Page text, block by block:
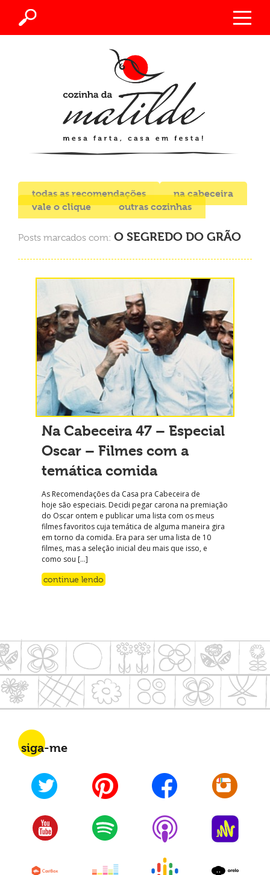
todas as recomendações
na cabeceira
vale o clique
outras cozinhas
Posts marcados com: O SEGREDO DO GRÃO
Na Cabeceira 47 – Especial
Oscar – Filmes com a
temática comida
As Recomendações da Casa pra Cabeceira de
hoje são especiais. Decidi pegar carona na premiação
do Oscar ontem e publicar uma lista com os meus
filmes favoritos cuja temática de alguma maneira gira
em torno da comida. Era para ser uma lista de 10
filmes, mas a seleção inicial deu mais que isso, e
como sou […]
continue lendo
siga-me